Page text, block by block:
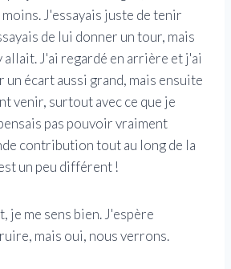
J'essayais juste de tenir
de lui donner un tour, mais
J'ai regardé en arrière et j'ai
écart aussi grand, mais ensuite
venir, surtout avec ce que je
pas pouvoir vraiment
contribution tout au long de la
un peu différent !
je me sens bien. J'espère
mais oui, nous verrons.